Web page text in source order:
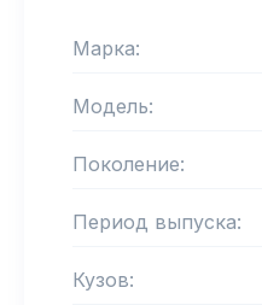
Марка:
Модель:
Поколение:
Период выпуска:
Кузов: